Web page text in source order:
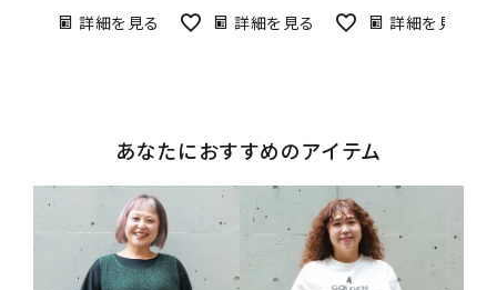
詳細を見る 詳細を見る 詳細を見る
あなたにおすすめのアイテム